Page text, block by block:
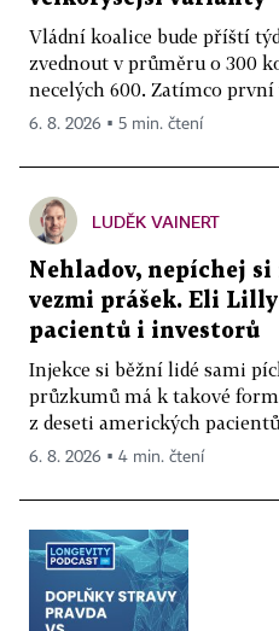
Vládní koalice bude příští
zvednout v průměru o 300
necelých 600. Zatímco první
6. 8. 2026 ▪ 5 min. čtení
LUDĚK VAINERT
Nehladov, nepíchej
vezmi prášek. Eli
pacientů i investorů
Injekce si běžní lidé sami
průzkumů má k takové
z deseti amerických
6. 8. 2026 ▪ 4 min. čtení